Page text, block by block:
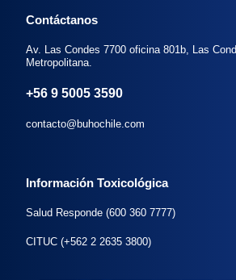
Contáctanos
Av. Las Condes 7700 oficina 801b, Las
Metropolitana.
+56 9 5005 3590
contacto@buhochile.com
Información Toxicológica
Salud Responde (600 360 7777)
CITUC (+562 2 2635 3800)